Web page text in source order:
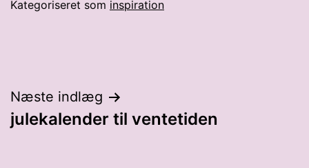
Kategoriseret som inspiration
Indlægsnavigation
Næste indlæg
julekalender til ventetiden